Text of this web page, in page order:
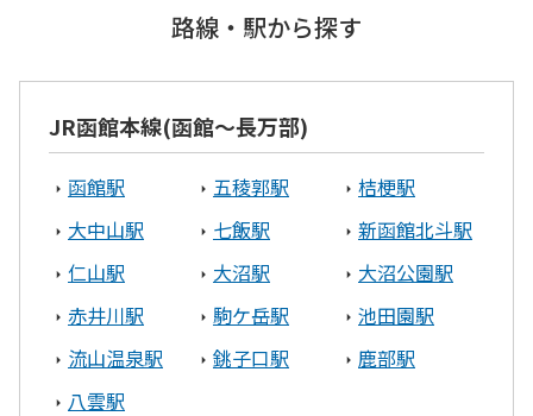
苫小牧市
室蘭市
釧路エリア
釧路市 白糠町 釧路郡釧路町
オホーツクエリア
北見市 網走市
渡島エリア
路線・駅から探す
JR函館本線(函館～長万部)
函館駅 五稜郭駅
桔梗駅
大中山駅
七飯駅
新函館北斗駅
仁山駅
大沼駅
大沼公園駅
赤井川駅
駒ケ岳駅
池田園駅
流山温泉駅
銚子口駅
鹿部駅
八雲駅